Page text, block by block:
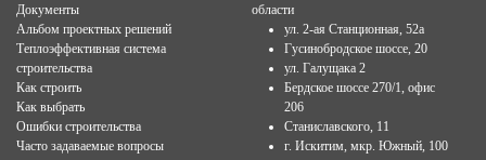
Документы
Альбом проектных решений
Теплоэффективная система
строительства
Как строить
Как выбрать
Ошибки строительства
Часто задаваемые вопросы
области
ул. 2-ая Станционная, 52а
Гусинобродское шоссе, 20
ул. Галущака 2
Бердское шоссе 270/1, офис
206
Станиславского, 11
г. Искитим, мкр. Южный, 100